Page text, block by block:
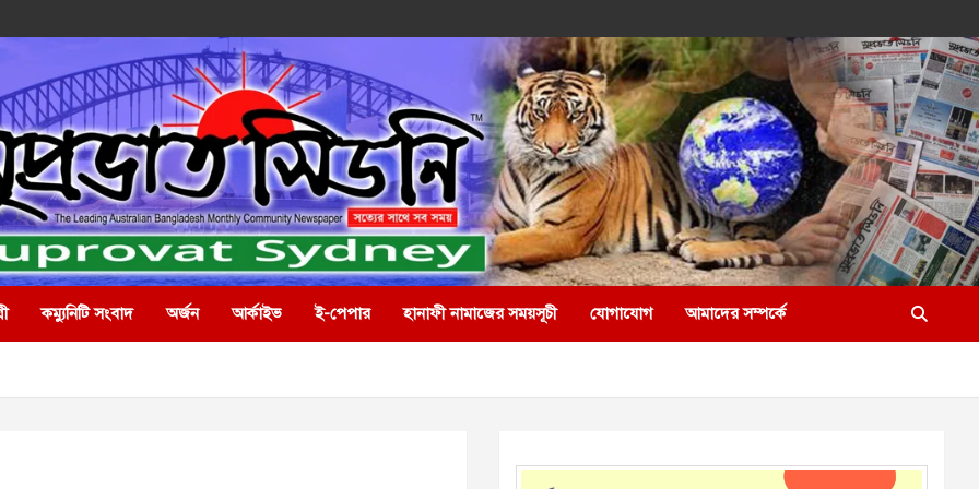
কম্যুনিটি সংবাদ অর্জন আর্কাইভ ই-পেপার হানাফী নামাজের সময়সূচী যোগাযোগ আমাদের সম্পর্কে